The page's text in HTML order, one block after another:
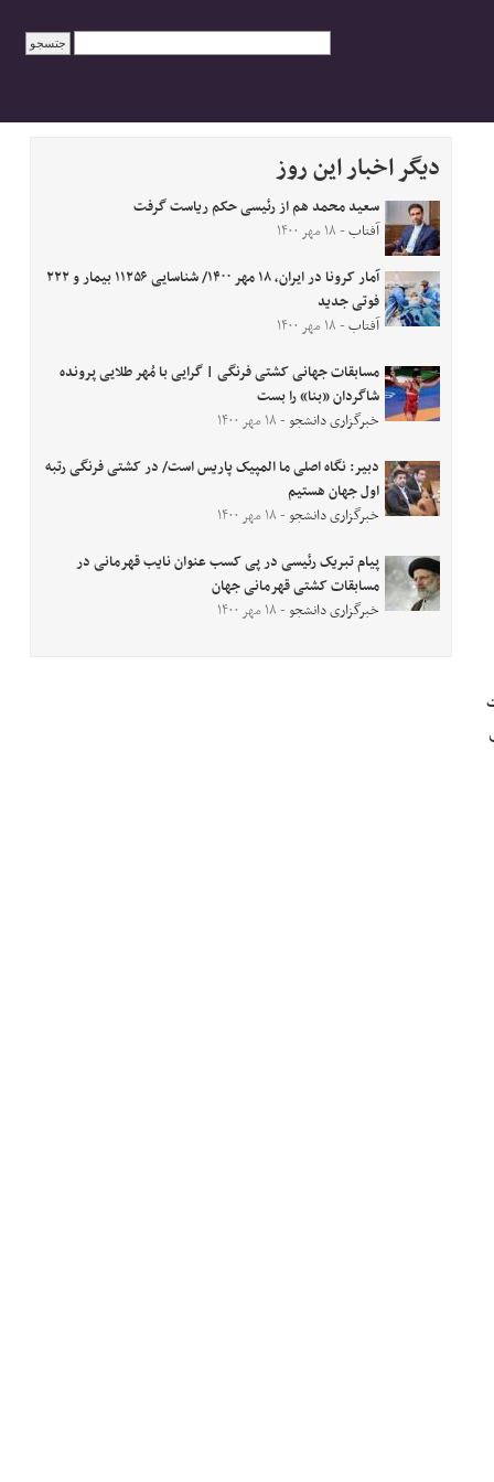
دیگر اخبار این روز
سعید محمد هم از رئیسی حکم ریاست گرفت
آفتاب- ۱۸ مهر ۱۴۰۰
آمار کرونا در ایران، ۱۸ مهر ۱۴۰۰/ شناسایی ۱۱۲۵۶ بیمار و ۲۲۲
فوتی جدید
آفتاب- ۱۸ مهر ۱۴۰۰
مسابقات جهانی کشتی فرنگی | گرایی با مُهر طلایی پرونده
شاگردان «بنا» را بست
خبرگزاری دانشجو- ۱۸ مهر ۱۴۰۰
دبیر: نگاه اصلی ما المپیک پاریس است/ در کشتی فرنگی رتبه
اول جهان هستیم
خبرگزاری دانشجو- ۱۸ مهر ۱۴۰۰
پیام تبریک رئیسی در پی کسب عنوان نایب قهرمانی در
مسابقات کشتی قهرمانی جهان
خبرگزاری دانشجو- ۱۸ مهر ۱۴۰۰